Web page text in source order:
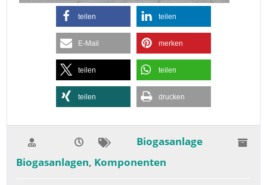
teilen teilen
E-Mail merken
teilen teilen
teilen drucken
Biogasanlage
Biogasanlagen, Komponenten